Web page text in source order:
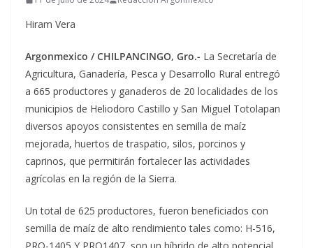
Hiram Vera
Argonmexico / CHILPANCINGO, Gro.- La Secretaría de
Agricultura, Ganadería, Pesca y Desarrollo Rural entregó
a 665 productores y ganaderos de 20 localidades de los
municipios de Heliodoro Castillo y San Miguel Totolapan
diversos apoyos consistentes en semilla de maíz
mejorada, huertos de traspatio, silos, porcinos y
caprinos, que permitirán fortalecer las actividades
agrícolas en la región de la Sierra.
Un total de 625 productores, fueron beneficiados con
semilla de maíz de alto rendimiento tales como: H-516,